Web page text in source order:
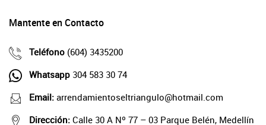
Mantente en Contacto
Teléfono (604) 3435200
Whatsapp 304 583 30 74
Email: arrendamientoseltriangulo@hotmail.com
Dirección: Calle 30 A Nº 77 – 03 Parque Belén, Medellín